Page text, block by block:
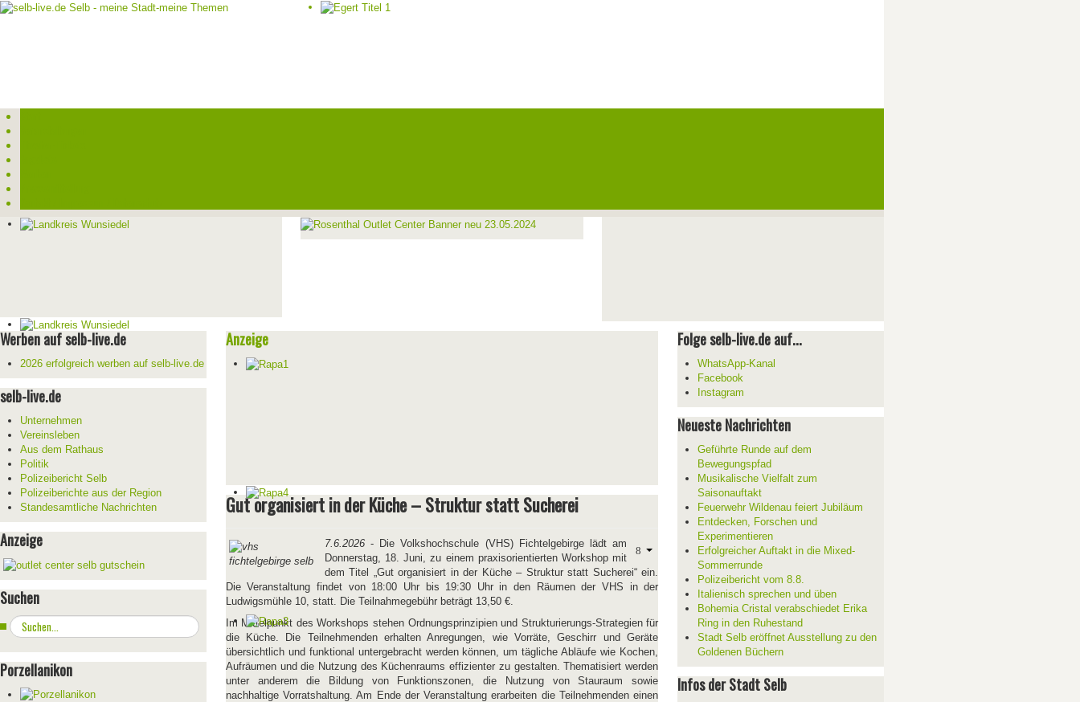
Werben auf selb-live.de
2026 erfolgreich werben auf selb-live.de
selb-live.de
Unternehmen
Vereinsleben
Aus dem Rathaus
Politik
Polizeibericht Selb
Polizeiberichte aus der Region
Standesamtliche Nachrichten
Anzeige
Suchen
Suchen
...
Porzellanikon
Anzeige
Gut organisiert in der Küche – Struktur statt Sucherei
7.6.2026- Die Volkshochschule (VHS) Fichtelgebirge lädt am
Donnerstag, 18. Juni, zu einem praxisorientierten Workshop mit
dem Titel „Gut organisiert in der Küche – Struktur statt Sucherei“ ein.
Die Veranstaltung findet von 18:00 Uhr bis 19:30 Uhr in den Räumen der VHS in der
Ludwigsmühle 10, statt. Die Teilnahmegebühr beträgt 13,50 €.
Im Mittelpunkt des Workshops stehen Ordnungsprinzipien und Strukturierungs-Strategien für
die Küche. Die Teilnehmenden erhalten Anregungen, wie Vorräte, Geschirr und Geräte
übersichtlich und funktional untergebracht werden können, um tägliche Abläufe wie Kochen,
Aufräumen und die Nutzung des Küchenraums effizienter zu gestalten. Thematisiert werden
unter anderem die Bildung von Funktionszonen, die Nutzung von Stauraum sowie
nachhaltige Vorratshaltung. Am Ende der Veranstaltung erarbeiten die Teilnehmenden einen
Folge selb-live.de auf...
WhatsApp-Kanal
Facebook
Instagram
Neueste Nachrichten
Geführte Runde auf dem
Bewegungspfad
Musikalische Vielfalt zum
Saisonauftakt
Feuerwehr Wildenau feiert Jubiläum
Entdecken, Forschen und
Experimentieren
Erfolgreicher Auftakt in die Mixed-
Sommerrunde
Polizeibericht vom 8.8.
Italienisch sprechen und üben
Bohemia Cristal verabschiedet Erika
Ring in den Ruhestand
Stadt Selb eröffnet Ausstellung zu den
Goldenen Büchern
Infos der Stadt Selb